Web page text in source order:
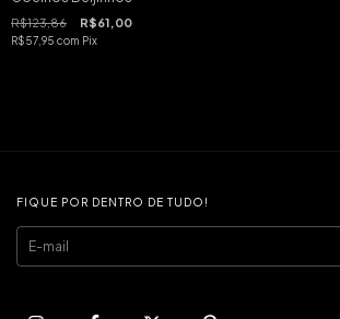
R$123,86 R$61,00
R$57,95 com Pix
FIQUE POR DENTRO DE TUDO!